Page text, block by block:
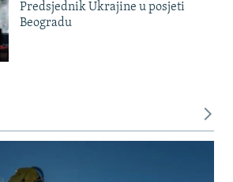
Predsjednik Ukrajine u posjeti
Beogradu